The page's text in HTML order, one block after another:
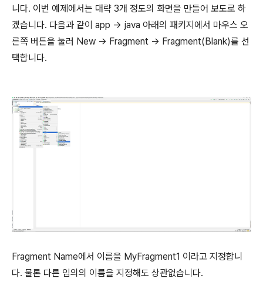
니다. 이번 예제에서는 대략 3개 정도의 화면을 만들어 보도로 하
겠습니다. 다음과 같이 app -> java 아래의 패키지에서 마우스 오
른쪽 버튼을 눌러 New -> Fragment -> Fragment(Blank)를 선
택합니다.
Fragment Name에서 이름을 MyFragment1 이라고 지정합니
다. 물론 다른 임의의 이름을 지정해도 상관없습니다.